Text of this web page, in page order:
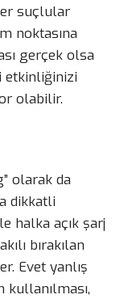
suçlular
noktasına
gerçek olsa
etkinliğinizi
olabilir.
olarak da
dikkatli
halka açık şarj
bırakılan
Evet yanlış
kullanılması,